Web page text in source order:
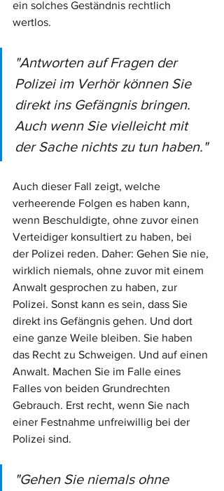
ein solches Geständnis rechtlich
wertlos.
"Antworten auf Fragen der
Polizei im Verhör können Sie
direkt ins Gefängnis bringen.
Auch wenn Sie vielleicht mit
der Sache nichts zu tun haben."
Auch dieser Fall zeigt, welche
verheerende Folgen es haben kann,
wenn Beschuldigte, ohne zuvor einen
Verteidiger konsultiert zu haben, bei
der Polizei reden. Daher: Gehen Sie nie,
wirklich niemals, ohne zuvor mit einem
Anwalt gesprochen zu haben, zur
Polizei. Sonst kann es sein, dass Sie
direkt ins Gefängnis gehen. Und dort
eine ganze Weile bleiben. Sie haben
das Recht zu Schweigen. Und auf einen
Anwalt. Machen Sie im Falle eines
Falles von beiden Grundrechten
Gebrauch. Erst recht, wenn Sie nach
einer Festnahme unfreiwillig bei der
Polizei sind.
"Gehen Sie niemals ohne